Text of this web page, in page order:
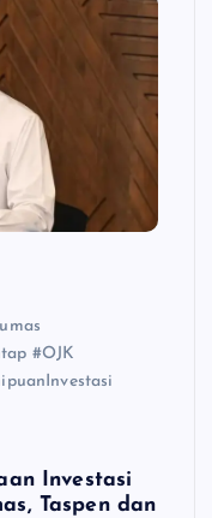
#OJK
Investasi
Taspen dan